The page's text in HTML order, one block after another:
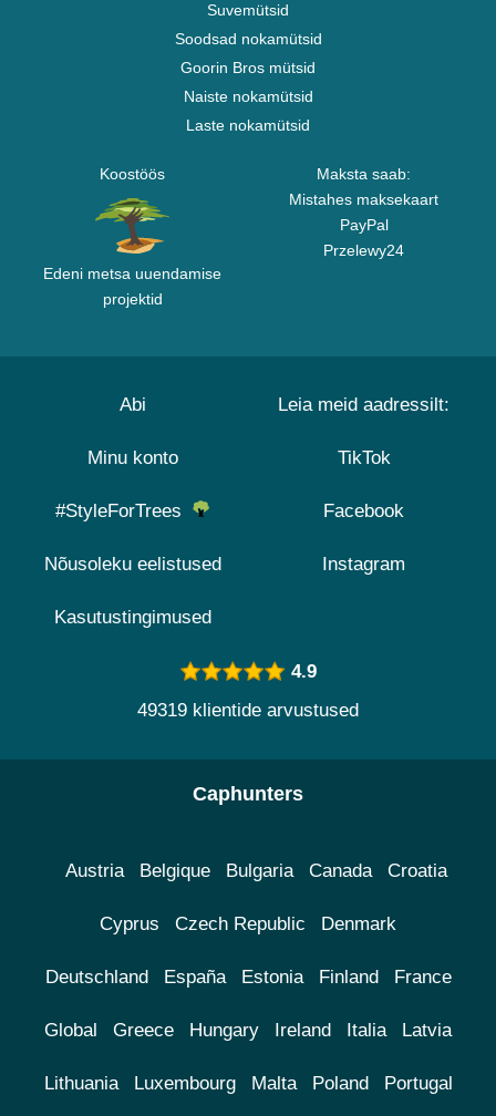
Suvemütsid
Soodsad nokamütsid
Goorin Bros mütsid
Naiste nokamütsid
Laste nokamütsid
Koostöös
Edeni metsa uuendamise
projektid
Maksta saab:
Mistahes maksekaart
PayPal
Przelewy24
Abi
Minu konto
#StyleForTrees
Nõusoleku eelistused
Kasutustingimused
Leia meid aadressilt:
TikTok
Facebook
Instagram
4.9
49319 klientide arvustused
Caphunters
Austria Belgique Bulgaria Canada Croatia
Cyprus Czech Republic Denmark
Deutschland España Estonia Finland France
Global Greece Hungary Ireland Italia Latvia
Lithuania Luxembourg Malta Poland Portugal